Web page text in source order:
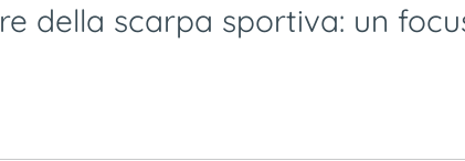
della scarpa sportiva: un